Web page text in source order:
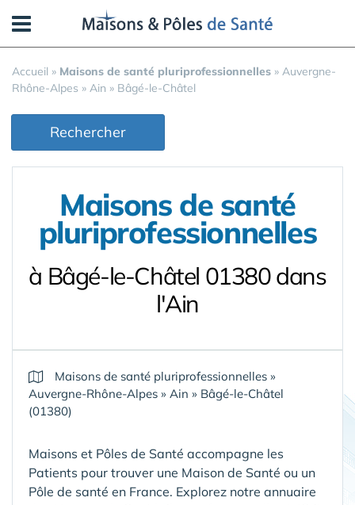
Accueil » Maisons de santé pluriprofessionnelles » Auvergne-
Rhône-Alpes » Ain » Bâgé-le-Châtel
Rechercher
Maisons de santé
pluriprofessionnelles
à Bâgé-le-Châtel 01380 dans
l'Ain
Maisons de santé pluriprofessionnelles »
Auvergne-Rhône-Alpes » Ain » Bâgé-le-Châtel
(01380)
Maisons et Pôles de Santé accompagne les
Patients pour trouver une Maison de Santé ou un
Pôle de santé en France. Explorez notre annuaire
Panneau de gestion des cookies